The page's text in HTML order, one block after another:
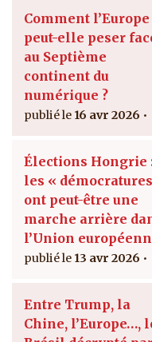
Comment l’Europe
peut-elle peser
au Septième
continent du
numérique ?
16 avr 2026
Élections Hongrie
les «
ont peut-être une
marche arrière
l’Union
13 avr 2026
Entre Trump, la
Chine, l’Europe…,